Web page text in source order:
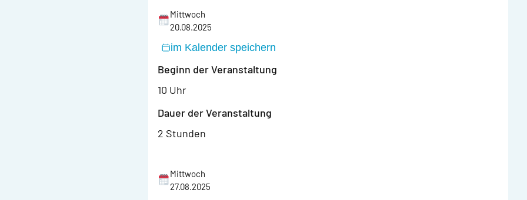
Mittwoch
20.08.2025
im Kalender speichern
Beginn der Veranstaltung
10 Uhr
Dauer der Veranstaltung
2 Stunden
Mittwoch
27.08.2025